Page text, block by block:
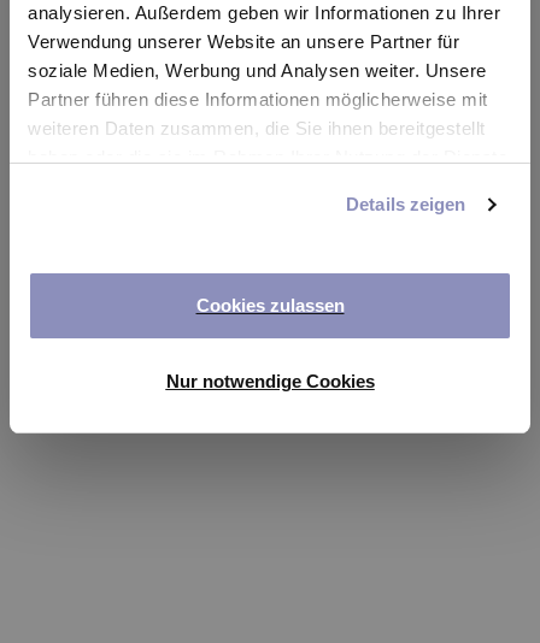
analysieren. Außerdem geben wir Informationen zu Ihrer
Verwendung unserer Website an unsere Partner für
soziale Medien, Werbung und Analysen weiter. Unsere
Partner führen diese Informationen möglicherweise mit
weiteren Daten zusammen, die Sie ihnen bereitgestellt
anpassen oder widerrufen. Weitere Details hierzu finden
Details zeigen
Cookies zulassen
Nur notwendige Cookies
Oops!
Something went wrong. Please try refreshing the
app
Refresh